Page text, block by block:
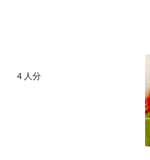
4 人分